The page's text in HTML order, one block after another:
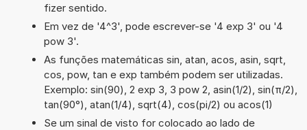
fizer sentido.
Em vez de '4^3', pode escrever-se '4 exp 3' ou '4
pow 3'.
As funções matemáticas sin, atan, acos, asin, sqrt,
cos, pow, tan e exp também podem ser utilizadas.
Exemplo: sin(90), 2 exp 3, 3 pow 2, asin(1/2), sin(π/2),
tan(90°), atan(1/4), sqrt(4), cos(pi/2) ou acos(1)
Se um sinal de visto for colocado ao lado de